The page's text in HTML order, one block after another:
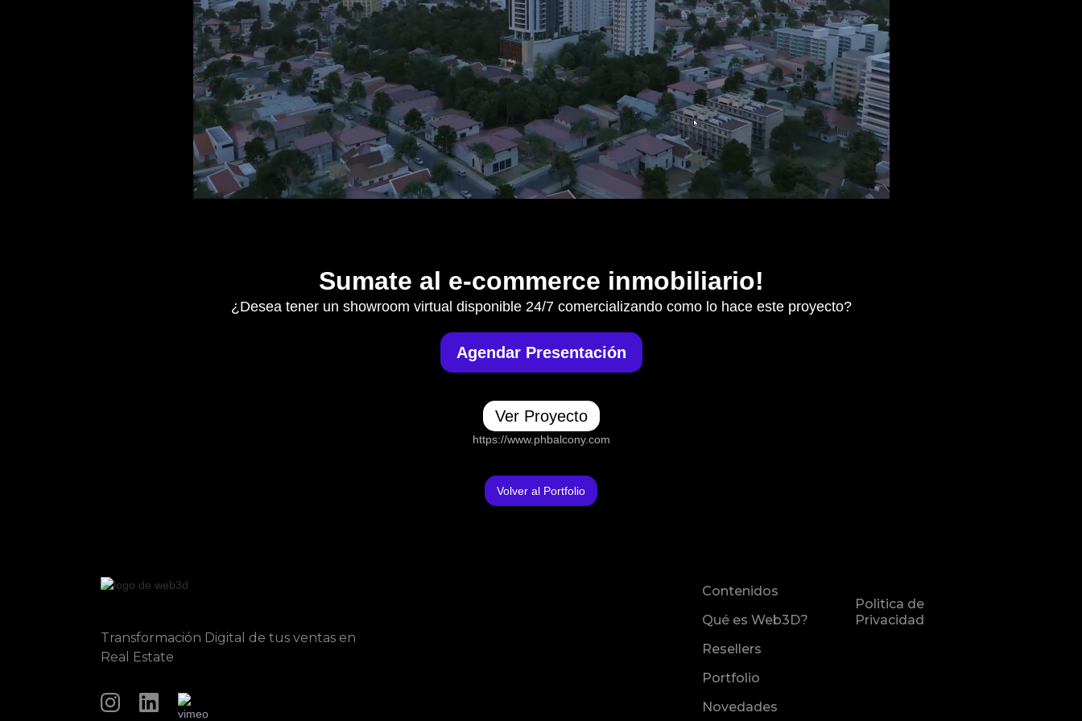
Sumate al e-commerce inmobiliario!
¿Desea tener un showroom virtual disponible 24/7 comercializando como lo hace este proyecto?
Agendar Presentación
Ver Proyecto
https://www.phbalcony.com
Volver al Portfolio
Transformación Digital de tus ventas en
Real Estate
Contenidos
Qué es Web3D?
Resellers
Portfolio
Novedades
Politica de
Privacidad